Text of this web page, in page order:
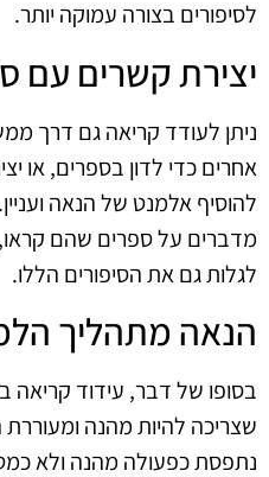
לסיפורים בצורה עמוקה יותר.
יצירת קשרים עם
ניתן לעודד קריאה גם דרך
אחרים כדי לדון בספרים, או
להוסיף אלמנט של הנאה
מדברים על ספרים שהם קראו,
לגלות גם את הסיפורים הללו.
הנאה מתהליך
בסופו של דבר, עידוד קריאה
שצריכה להיות מהנה
נתפסת כפעולה מהנה ולא